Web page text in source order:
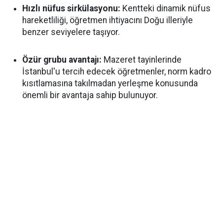
Hızlı nüfus sirkülasyonu: Kentteki dinamik nüfus
hareketliliği, öğretmen ihtiyacını Doğu illeriyle
benzer seviyelere taşıyor.
Özür grubu avantajı: Mazeret tayinlerinde
İstanbul'u tercih edecek öğretmenler, norm kadro
kısıtlamasına takılmadan yerleşme konusunda
önemli bir avantaja sahip bulunuyor.